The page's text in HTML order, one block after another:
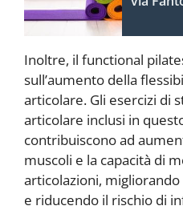
Inoltre, il functional
sull’aumento della
articolare. Gli esercizi di
articolare inclusi in
contribuiscono ad
muscoli e la capacità di
articolazioni,
e riducendo il rischio di